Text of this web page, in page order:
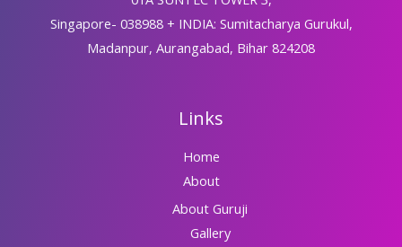
Singapore- 038988 + INDIA: Sumitacharya Gurukul,
Madanpur, Aurangabad, Bihar 824208
Links
Home
About
About Guruji
Gallery